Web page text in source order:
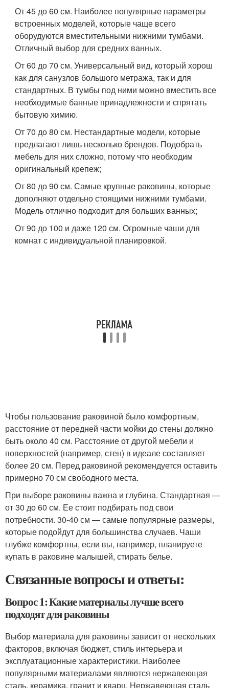
От 45 до 60 см. Наиболее популярные параметры
встроенных моделей, которые чаще всего
оборудуются вместительными нижними тумбами.
Отличный выбор для средних ванных.
От 60 до 70 см. Универсальный вид, который хорош
как для санузлов большого метража, так и для
стандартных. В тумбы под ними можно вместить все
необходимые банные принадлежности и спрятать
бытовую химию.
От 70 до 80 см. Нестандартные модели, которые
предлагают лишь несколько брендов. Подобрать
мебель для них сложно, потому что необходим
оригинальный крепеж;
От 80 до 90 см. Самые крупные раковины, которые
дополняют отдельно стоящими нижними тумбами.
Модель отлично подходит для больших ванных;
От 90 до 100 и даже 120 см. Огромные чаши для
комнат с индивидуальной планировкой.
Чтобы пользование раковиной было комфортным,
расстояние от передней части мойки до стены должно
быть около 40 см. Расстояние от другой мебели и
поверхностей (например, стен) в идеале составляет
более 20 см. Перед раковиной рекомендуется оставить
примерно 70 см свободного места.
При выборе раковины важна и глубина. Стандартная —
от 30 до 60 см. Ее стоит подбирать под свои
потребности. 30-40 см — самые популярные размеры,
которые подойдут для большинства случаев. Чаши
глубже комфортны, если вы, например, планируете
купать в раковине малышей, стирать белье.
Связанные вопросы и ответы:
Вопрос 1: Какие материалы лучше всего
подходят для раковины
Выбор материала для раковины зависит от нескольких
факторов, включая бюджет, стиль интерьера и
эксплуатационные характеристики. Наиболее
популярными материалами являются нержавеющая
сталь, керамика, гранит и кварц. Нержавеющая сталь